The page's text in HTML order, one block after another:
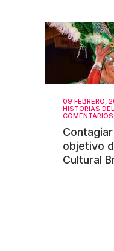
09 FEBRERO,
HISTORIAS
COMENTARIOS
Contagiar
objetivo
Cultural